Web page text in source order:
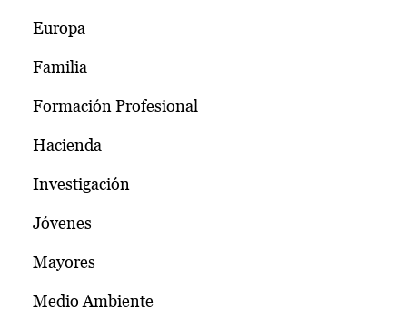
Europa
Familia
Formación Profesional
Hacienda
Investigación
Jóvenes
Mayores
Medio Ambiente